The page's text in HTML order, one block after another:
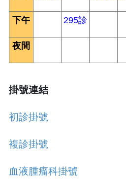
下午 295診
夜間
掛號連結
初診掛號
複診掛號
血液腫瘤科掛號